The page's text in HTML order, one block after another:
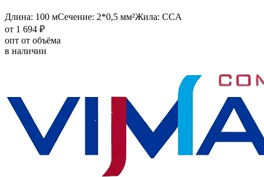
Длина: 100 мСечение: 2*0,5 мм²Жила: CCA
от 1 694 ₽
опт от объёма
в наличии